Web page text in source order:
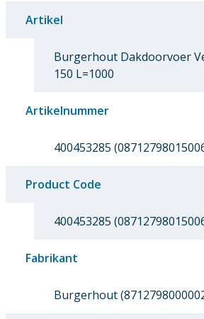
Artikel
Burgerhout Dakdoorvoer
150 L=1000
Artikelnummer
400453285
Product Code
400453285
Fabrikant
Burgerhout